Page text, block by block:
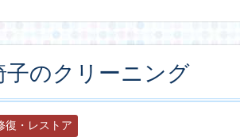
子のクリーニング
復・レストア